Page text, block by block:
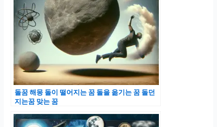
돌꿈 해몽 돌이 떨어지는 꿈 돌을 옮기는 꿈 돌던
지는꿈 맞는 꿈